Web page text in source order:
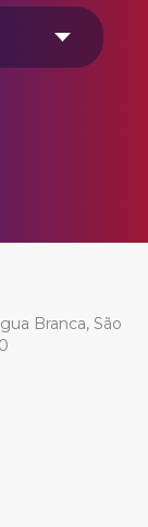
Branca, São